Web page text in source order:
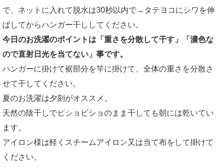
で、ネットに入れて脱水は30秒以内で→タテヨコにシワを伸
ばしてからハンガー干ししてください。
今日のお洗濯のポイントは「重さを分散して干す」「濃色な
ので直射日光を当てない」事です。
ハンガーに掛けて裾部分を竿に掛けて、全体の重さを分散さ
せて干してください。
夏のお洗濯は夕刻がオススメ。
天然の陰干しでビショビショのまま干しても朝には乾いてい
ます。
アイロン様は軽くスチームアイロン又は当て布をして掛けて
ください。